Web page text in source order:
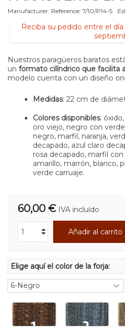
Manufacturer: Reference: 7/10/P14-5
Reciba su pedido entre el
Nuestros paragüeros baratos
un formato cilíndrico que facilita
modelo cuenta con un diseño
Medidas: 22 cm de
Colores disponibles:
oro viejo, negro con
negro, marfil, naranja,
decapado, azul claro
rosa decapado, marfil
amarillo, marrón, blanco,
verde carruaje.
60,00 € IVA incluído
Añadir al carrito
Elige aquí el color de la forja: